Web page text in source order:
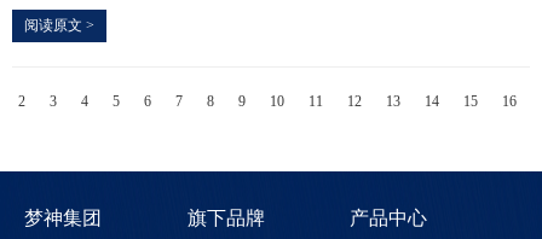
阅读原文 >
2 3 4 5 6 7 8 9 10 11 12 13 14 15 16
梦神集团 旗下品牌 产品中心